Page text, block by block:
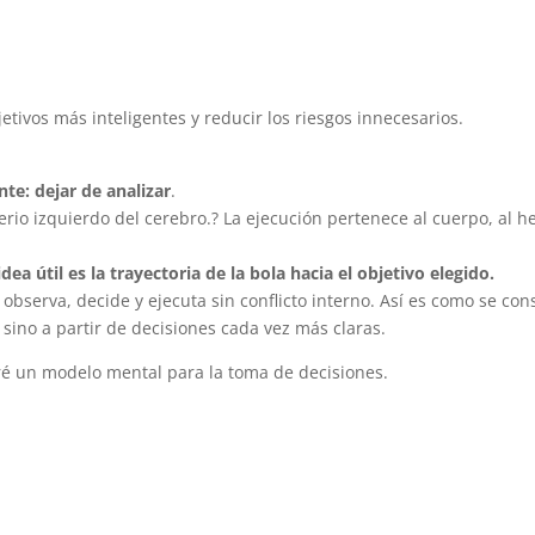
más inteligentes y reducir los riesgos innecesarios.
dejar de analizar.
izquierdo del cerebro.? La ejecución pertenece al cuerpo, al
útil es la trayectoria de la bola hacia el objetivo elegido.
decide y ejecuta sin conflicto interno. Así es como se
a partir de decisiones cada vez más claras.
un modelo mental para la toma de decisiones.